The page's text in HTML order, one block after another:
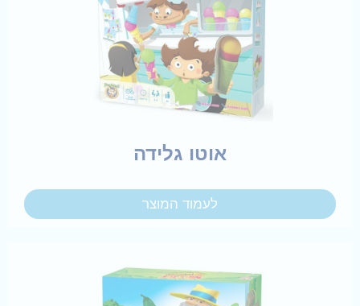
אוטו גלידה
לעמוד המוצר